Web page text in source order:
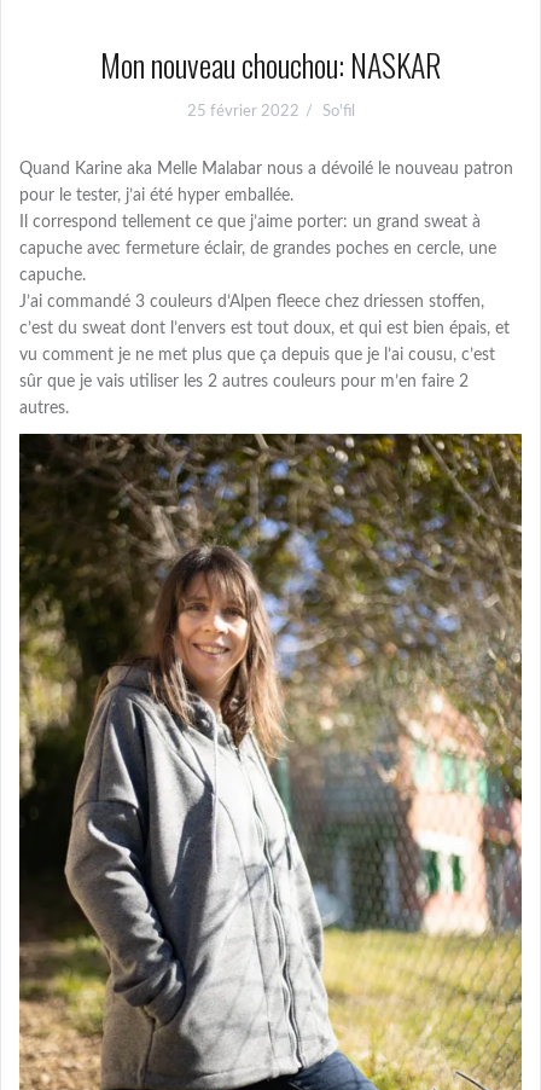
Mon nouveau chouchou: NASKAR
25 février 2022 So'fil
Quand Karine aka Melle Malabar nous a dévoilé le nouveau patron
pour le tester, j’ai été hyper emballée.
Il correspond tellement ce que j’aime porter: un grand sweat à
capuche avec fermeture éclair, de grandes poches en cercle, une
capuche.
J’ai commandé 3 couleurs d’Alpen fleece chez driessen stoffen,
c’est du sweat dont l’envers est tout doux, et qui est bien épais, et
vu comment je ne met plus que ça depuis que je l’ai cousu, c’est
sûr que je vais utiliser les 2 autres couleurs pour m’en faire 2
autres.